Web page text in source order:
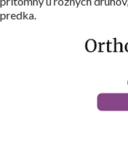
predka.